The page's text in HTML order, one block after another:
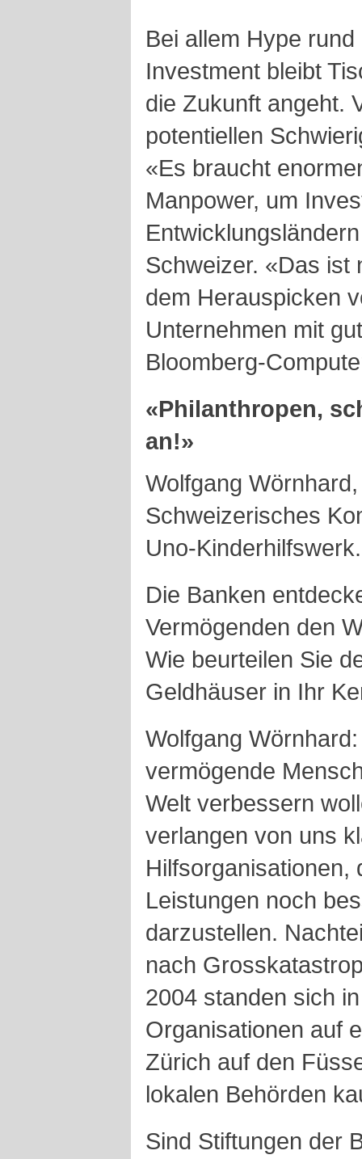
Bei allem Hype
Investment bleibt
die Zukunft angeht.
potentiellen
«Es braucht
Manpower, um
Schweizer. «Das ist
dem Herauspicken
Unternehmen mit
Bloomberg-
«Philanthropen,
an!»
Wolfgang
Schweizerisches
Uno-Kinderhilfswerk.
Die Banken
Vermögenden den
Wie beurteilen Sie
Geldhäuser in Ihr
Wolfgang
vermögende
Welt verbessern
verlangen von uns
Hilfsorganisationen,
Leistungen noch
darzustellen.
nach
2004 standen sich
Organisationen auf
Zürich auf den
lokalen Behörden
Sind Stiftungen der